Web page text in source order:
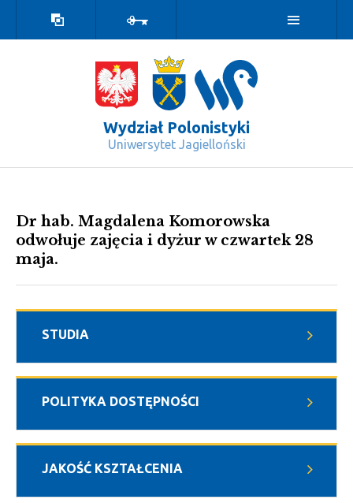
kontrastowa
Wydział Polonistyki
Uniwersytet Jagielloński
STUDIA
POLITYKA DOSTĘPNOŚCI
JAKOŚĆ KSZTAŁCENIA
Dr hab. Magdalena Komorowska
odwołuje zajęcia i dyżur w czwartek 28
maja.